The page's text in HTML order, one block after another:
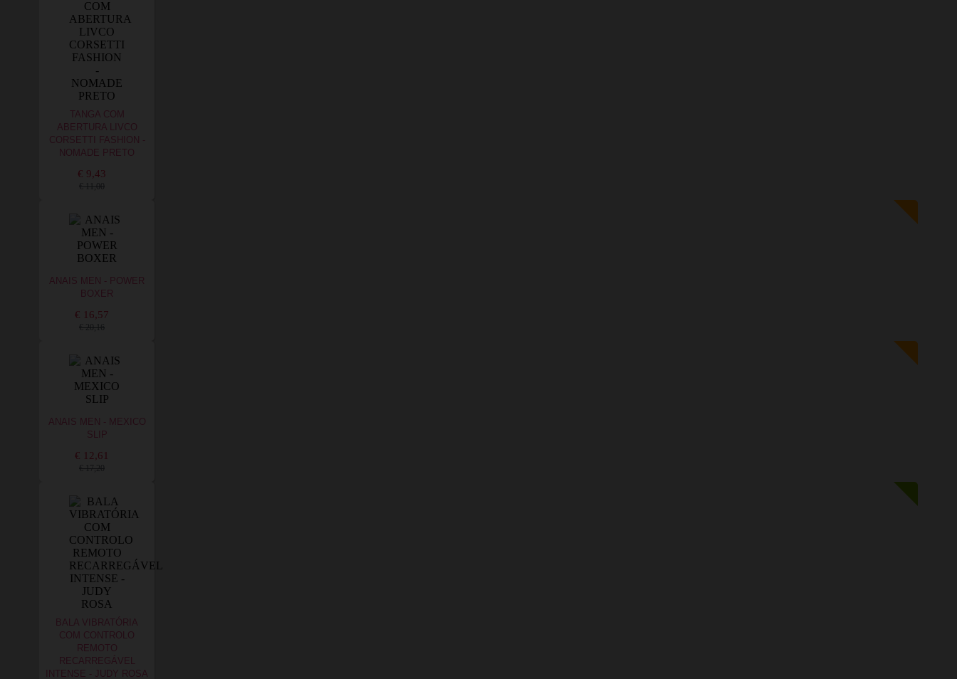
TANGA COM
ABERTURA LIVCO
CORSETTI FASHION -
NOMADE PRETO
€ 9,43
€ 11,00
ANAIS MEN - POWER
BOXER
€ 16,57
€ 20,16
ANAIS MEN - MEXICO
SLIP
€ 12,61
€ 17,20
BALA VIBRATÓRIA
COM CONTROLO
REMOTO
RECARREGÁVEL
INTENSE - JUDY ROSA